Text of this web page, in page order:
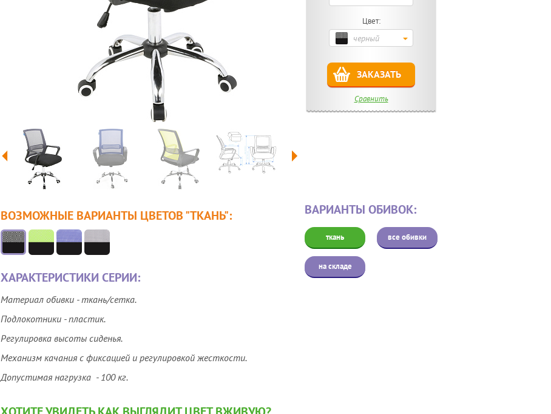
Цвет:
черный
ЗАКАЗАТЬ
Сравнить
ВАРИАНТЫ ОБИВОК:
ткань все обивки
на складе
ВОЗМОЖНЫЕ ВАРИАНТЫ ЦВЕТОВ"ТКАНЬ":
ХАРАКТЕРИСТИКИ СЕРИИ:
Материал обивки - ткань/сетка.
Подлокотники - пластик.
Регулировка высоты сиденья.
Механизм качания с фиксацией и регулировкой жесткости.
Допустимая нагрузка - 100 кг.